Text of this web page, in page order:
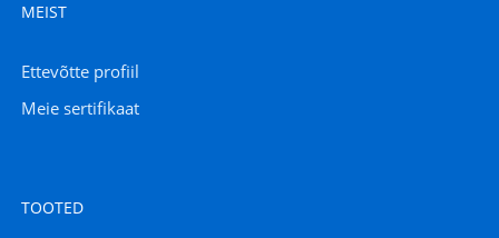
MEIST
Ettevõtte profiil
Meie sertifikaat
TOOTED